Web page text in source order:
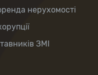
нерухомості
ЗМІ